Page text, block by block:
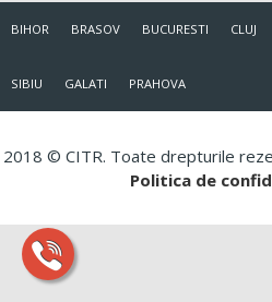
BIHOR BRASOV BUCURESTI CLUJ
SIBIU GALATI PRAHOVA
2018 © CITR. Toate drepturile
Politica de